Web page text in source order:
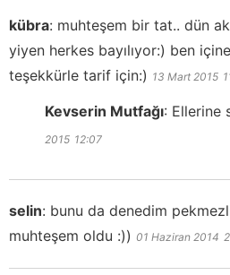
kübra: muhteşem bir tat.. dün
yiyen herkes bayılıyor:) ben
teşekkürle tarif için:) 13 Mart 2015
Kevserin Mutfağı: Ellerine
2015 12:07
selin: bunu da denedim
muhteşem oldu :)) 01 Haziran 2014